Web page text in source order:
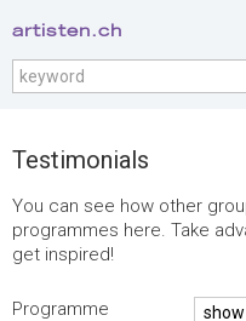
artisten.ch
Testimonials
You can see how other
programmes here. Take
get inspired!
Programme